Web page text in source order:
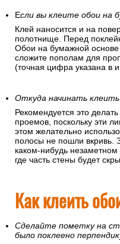
Если вы клеите обои на
Клей наносится и на
полотнище. Перед
Обои на бумажной
сложите пополам для
(точная цифра указана в
Откуда начинать
Рекомендуется это
проемов, поскольку эти
этом желательно
полосы не пошли вкривь.
каком-нибудь
где часть стены будет
Как клеить
Сделайте пометку на
было поклеено